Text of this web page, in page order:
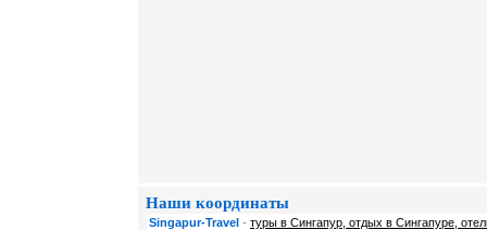
Наши координаты
Singapur-Travel - туры в Сингапур, отдых в Сингапуре,